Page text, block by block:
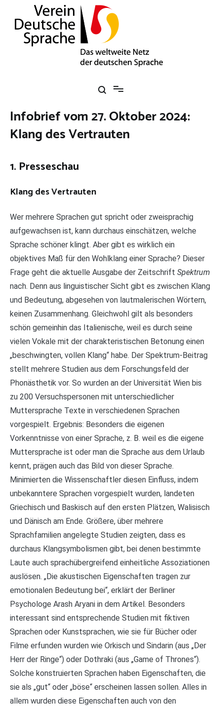
springen
Infobrief vom 27. Oktober 2024:
Klang des Vertrauten
1. Presseschau
Klang des Vertrauten
Wer mehrere Sprachen gut spricht oder zweisprachig
aufgewachsen ist, kann durchaus einschätzen, welche
Sprache schöner klingt. Aber gibt es wirklich ein
objektives Maß für den Wohlklang einer Sprache? Dieser
Frage geht die aktuelle Ausgabe der Zeitschrift Spektrum
nach. Denn aus linguistischer Sicht gibt es zwischen Klang
und Bedeutung, abgesehen von lautmalerischen Wörtern,
keinen Zusammenhang. Gleichwohl gilt als besonders
schön gemeinhin das Italienische, weil es durch seine
vielen Vokale mit der charakteristischen Betonung einen
„beschwingten, vollen Klang“ habe. Der Spektrum-Beitrag
stellt mehrere Studien aus dem Forschungsfeld der
Phonästhetik vor. So wurden an der Universität Wien bis
zu 200 Versuchspersonen mit unterschiedlicher
Muttersprache Texte in verschiedenen Sprachen
vorgespielt. Ergebnis: Besonders die eigenen
Vorkenntnisse von einer Sprache, z. B. weil es die eigene
Muttersprache ist oder man die Sprache aus dem Urlaub
kennt, prägen auch das Bild von dieser Sprache.
Minimierten die Wissenschaftler diesen Einfluss, indem
unbekanntere Sprachen vorgespielt wurden, landeten
Griechisch und Baskisch auf den ersten Plätzen, Walisisch
und Dänisch am Ende. Größere, über mehrere
Sprachfamilien angelegte Studien zeigten, dass es
durchaus Klangsymbolismen gibt, bei denen bestimmte
Laute auch sprachübergreifend einheitliche Assoziationen
auslösen. „Die akustischen Eigenschaften tragen zur
emotionalen Bedeutung bei“, erklärt der Berliner
Psychologe Arash Aryani in dem Artikel. Besonders
interessant sind entsprechende Studien mit fiktiven
Sprachen oder Kunstsprachen, wie sie für Bücher oder
Filme erfunden wurden wie Orkisch und Sindarin (aus „Der
Herr der Ringe“) oder Dothraki (aus „Game of Thrones“).
Solche konstruierten Sprachen haben Eigenschaften, die
sie als „gut“ oder „böse“ erscheinen lassen sollen. Alles in
allem wurden diese Eigenschaften auch von den